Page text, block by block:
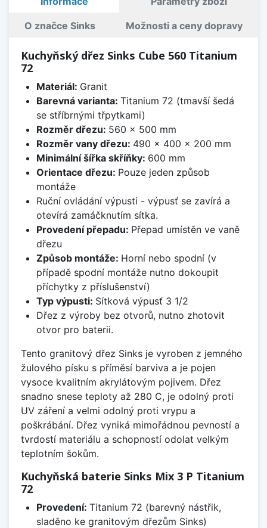
O značce Sinks Možnosti a ceny dopravy
Kuchyňský dřez Sinks Cube 560 Titanium
72
Materiál: Granit
Barevná varianta: Titanium 72 (tmavší šedá
se stříbrnými třpytkami)
Rozměr dřezu: 560 x 500 mm
Rozměr vany dřezu: 490 x 400 x 200 mm
Minimální šířka skříňky: 600 mm
Orientace dřezu: Pouze jeden způsob
montáže
Ruční ovládání výpusti - výpusť se zavírá a
otevírá zamáčknutím sítka.
Provedení přepadu: Přepad umístěn ve vaně
dřezu
Způsob montáže: Horní nebo spodní (v
případě spodní montáže nutno dokoupit
příchytky z příslušenství)
Typ výpusti: Sítková výpusť 3 1/2
Dřez z výroby bez otvorů, nutno zhotovit
otvor pro baterii.
Tento granitový dřez Sinks je vyroben z jemného
žulového písku s příměsí barviva a je pojen
vysoce kvalitním akrylátovým pojivem. Dřez
snadno snese teploty až 280 C, je odolný proti
UV záření a velmi odolný proti vrypu a
poškrábání. Dřez vyniká mimořádnou pevností a
tvrdostí materiálu a schopností odolat velkým
teplotním šokům.
Kuchyňská baterie Sinks Mix 3 P Titanium
72
Provedení: Titanium 72 (barevný nástřik,
sladěno ke granitovým dřezům Sinks)